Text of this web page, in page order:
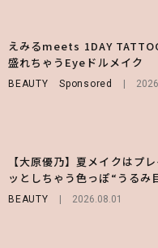
えみるmeets 1DAY
盛れちゃうEyeドルメイク
BEAUTY Sponsored
【大原優乃】夏メイクはプ
ッとしちゃう色っぽ“うるみ
BEAUTY 2026.08.01
【SNIDEL】長濱ねるとロマ
ッドな秋はじめ｜2026秋の新
FASHION Sponsored
【ALD1】グループの魅力
問一答をお届け！【sweet
ENTERTAINMENT
月直伝♡ ドライシャンプー
を使ったプロ級スタイリング3
Sponsored
【GU】夏の“主役級”アイテ
ー＆可愛すぎる「大人の肌
選